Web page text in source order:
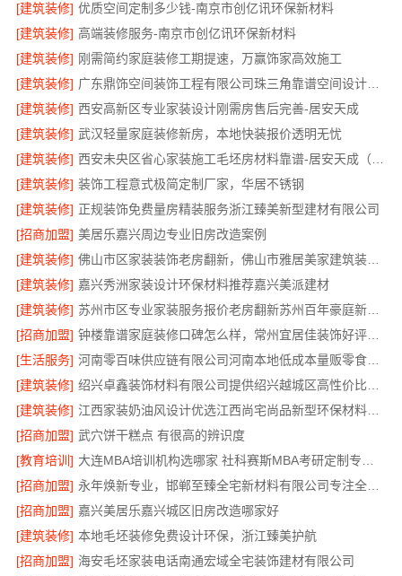
[建筑装修] 优质空间定制多少钱-南京市创亿讯环保新材料
[建筑装修] 高端装修服务-南京市创亿讯环保新材料
[建筑装修] 刚需简约家庭装修工期提速，万赢饰家高效施工
[建筑装修]
广东鼎饰空间装饰工程有限公司珠三角靠谱空间设计优惠活动
[建筑装修] 西安高新区专业家装设计刚需房售后完善-居安天成
[建筑装修] 武汉轻量家庭装修新房，本地快装报价透明无忧
[建筑装修]
[建筑装修] 装饰工程意式极简定制厂家，华居不锈钢
[建筑装修] 正规装饰免费量房精装服务浙江臻美新型建材有限公司
[招商加盟] 美居乐嘉兴周边专业旧房改造案例
[建筑装修]
佛山市区家装装饰老房翻新，佛山市雅居美家建筑装饰工程有限公司焕新居
[建筑装修] 嘉兴秀洲家装设计环保材料推荐嘉兴美派建材
[建筑装修]
苏州市区专业家装服务报价老房翻新苏州百年豪庭新材料有限公司
[招商加盟]
钟楼靠谱家庭装修口碑怎么样，常州宜居佳装饰好评案例
[生活服务]
河南零百味供应链有限公司河南本地低成本量贩零食全域盈利
[建筑装修]
[建筑装修]
江西家装奶油风设计优选江西尚宅尚品新型环保材料有限公司
[招商加盟] 武穴饼干糕点 有很高的辨识度
[教育培训]
[招商加盟]
永年焕新专业，邯郸至臻全宅新材料有限公司专注全屋整装解决方案
[招商加盟] 嘉兴美居乐嘉兴城区旧房改造哪家好
[建筑装修] 本地毛坯装修免费设计环保，浙江臻美护航
[招商加盟] 海安毛坯家装电话南通宏域全宅装饰建材有限公司